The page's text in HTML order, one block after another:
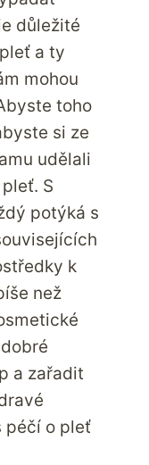
důležité
a ty
mohou
toho
si ze
udělali
S
potýká s
k
než
a zařadit
péčí o pleť